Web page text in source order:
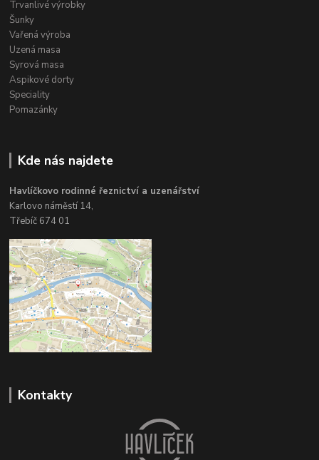
Trvanlivé výrobky
Šunky
Vařená výroba
Uzená masa
Syrová masa
Aspikové dorty
Speciality
Pomazánky
Kde nás najdete
Havlíčkovo rodinné řeznictví a uzenářství
Karlovo náměstí 14,
Třebíč 674 01
Kontakty